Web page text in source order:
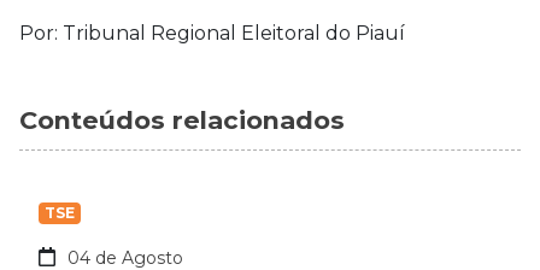
Por: Tribunal Regional Eleitoral do Piauí
Conteúdos relacionados
TSE
04 de Agosto